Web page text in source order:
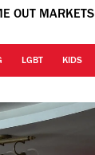
OUT MARKETS
LGBT KIDS